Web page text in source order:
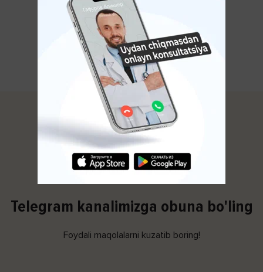
Avitsenna.uz
Telegram kanalimizga obuna bo'ling
Foydali maqolalarni kuzatib boring!